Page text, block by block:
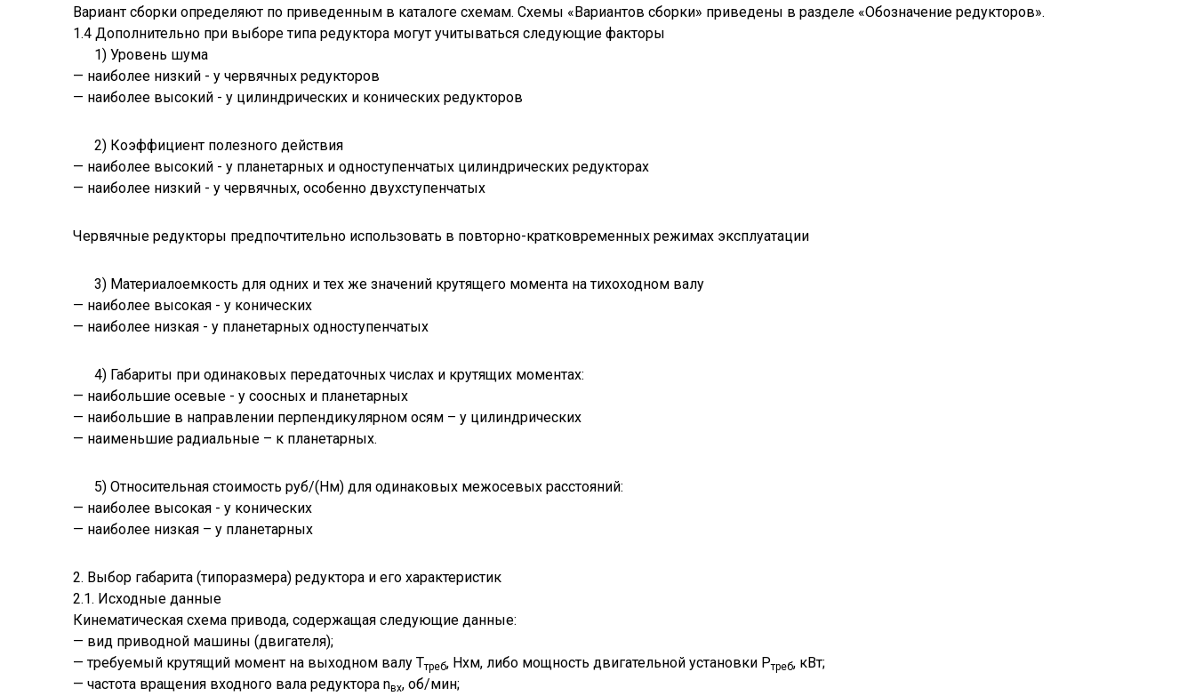
Вариант сборки определяют по приведенным в каталоге схемам. Схемы «Вариантов сборки» приведены в разделе «Обозначение редукторов».
1.4 Дополнительно при выборе типа редуктора могут учитываться следующие факторы
1) Уровень шума
— наиболее низкий - у червячных редукторов
— наиболее высокий - у цилиндрических и конических редукторов
2) Коэффициент полезного действия
— наиболее высокий - у планетарных и одноступенчатых цилиндрических редукторах
— наиболее низкий - у червячных, особенно двухступенчатых
Червячные редукторы предпочтительно использовать в повторно-кратковременных режимах эксплуатации
3) Материалоемкость для одних и тех же значений крутящего момента на тихоходном валу
— наиболее высокая - у конических
— наиболее низкая - у планетарных одноступенчатых
4) Габариты при одинаковых передаточных числах и крутящих моментах:
— наибольшие осевые - у соосных и планетарных
— наибольшие в направлении перпендикулярном осям – у цилиндрических
— наименьшие радиальные – к планетарных.
5) Относительная стоимость руб/(Нм) для одинаковых межосевых расстояний:
— наиболее высокая - у конических
— наиболее низкая – у планетарных
2. Выбор габарита (типоразмера) редуктора и его характеристик
2.1. Исходные данные
Кинематическая схема привода, содержащая следующие данные:
— вид приводной машины (двигателя);
— требуемый крутящий момент на выходном валу Ттреб, Нхм, либо мощность двигательной установки Ртреб, кВт;
— частота вращения входного вала редуктора nвх, об/мин;